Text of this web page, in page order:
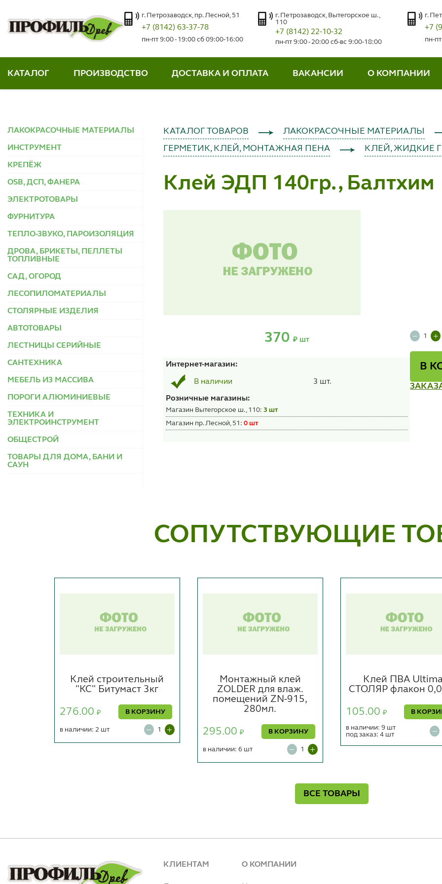
г. Петрозаводск, пр. Лесной, 51
+7 (8142) 63-37-78
пн-пт 9:00 - 19:00 сб 09:00-16:00
г. Петрозаводск, Вытегорское ш.,
110
+7 (8142) 22-10-32
пн-пт 9:00 - 20:00 сб-вс 9:00-18:00
г.
+7
пн-
КАТАЛОГ ПРОИЗВОДСТВО ДОСТАВКА И ОПЛАТА ВАКАНСИИ О КОМПАНИИ
ЛАКОКРАСОЧНЫЕ МАТЕРИАЛЫ
ИНСТРУМЕНТ
КРЕПЁЖ
OSB, ДСП, ФАНЕРА
ЭЛЕКТРОТОВАРЫ
ФУРНИТУРА
ТЕПЛО-ЗВУКО, ПАРОИЗОЛЯЦИЯ
ДРОВА, БРИКЕТЫ, ПЕЛЛЕТЫ
ТОПЛИВНЫЕ
САД, ОГОРОД
ЛЕСОПИЛОМАТЕРИАЛЫ
СТОЛЯРНЫЕ ИЗДЕЛИЯ
АВТОТОВАРЫ
ЛЕСТНИЦЫ СЕРИЙНЫЕ
САНТЕХНИКА
МЕБЕЛЬ ИЗ МАССИВА
ПОРОГИ АЛЮМИНИЕВЫЕ
ТЕХНИКА И
ЭЛЕКТРОИНСТРУМЕНТ
ОБЩЕСТРОЙ
ТОВАРЫ ДЛЯ ДОМА, БАНИ И
САУН
КАТАЛОГ ТОВАРОВ
ЛАКОКРАСОЧНЫЕ МАТЕРИАЛЫ
ГЕРМЕТИК, КЛЕЙ, МОНТАЖНАЯ ПЕНА
КЛЕЙ, ЖИДКИЕ
Клей ЭДП 140гр., Балтхим
370 ₽ шт
Интернет-магазин:
В наличии 3 шт.
Розничные магазины:
Магазин Вытегорское ш., 110:3 шт
Магазин пр. Лесной, 51:0 шт
В
СОПУТСТВУЮЩИЕ
Клей строительный
"КС" Битумаст 3кг
276.00 ₽ В КОРЗИНУ
в наличии: 2 шт
Монтажный клей
ZOLDER для влаж.
помещений ZN-915,
280мл.
295.00 ₽ В КОРЗИНУ
в наличии: 6 шт
Клей ПВА
СТОЛЯР флакон
105.00 ₽ В
в наличии: 9 шт
под заказ: 4 шт
ВСЕ ТОВАРЫ
КЛИЕНТАМ О КОМПАНИИ